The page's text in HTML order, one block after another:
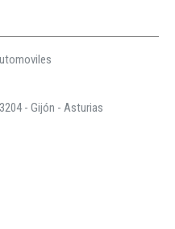
- Gijón - Asturias